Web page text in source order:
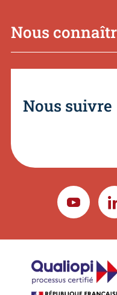
Nous
Nous suivre
YOUTUBE